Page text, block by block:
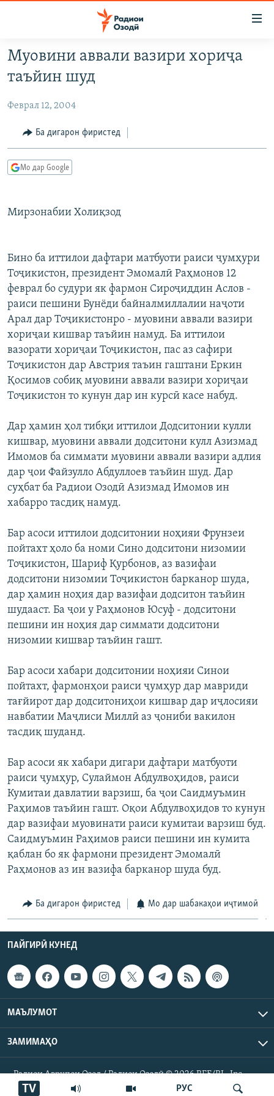
Ҷаҳиш
ба
мояи
Ҷаҳиш
феҳристи
Ҷаҳиш
ГӮШАҲО
ИҚТИСОД
ҶОМЕА
ОСИЁИ МАРКАЗӢ
МЕҲМОНИ ОЗОДӢ
РӮЗГОРИ МУҲОҶИР
САЛОМ, ХОҲАР
ҶАНГ ДАР УКРАИНА
БЛОГИСТОН
ЧАНДРАСОНАӢ
НИГОРИСТОН
ГУЗОРИШҲОИ РАДИОӢ
КИТОБҲОИ ОЗОДӢ
Русский
ПАЙГИРӢ КУНЕД
РУС
TV
Муовини аввали вазири хориҷа
таъйин шуд
Феврал 12, 2004
Ба дигарон фиристед
Мо дар Google
Мирзонабии Холиқзод
Бино ба иттилои дафтари матбуоти раиси ҷумҳури
Тоҷикистон, президент Эмомалӣ Раҳмонов 12
феврал бо судури як фармон Сироҷиддин Аслов -
раиси пешини Бунёди байналмиллалии наҷоти
Арал дар Тоҷикистонро - муовини аввали вазири
хориҷаи кишвар таъйин намуд. Ба иттилои
вазорати хориҷаи Тоҷикистон, пас аз сафири
Тоҷикистон дар Австрия таъин гаштани Еркин
Қосимов собиқ муовини аввали вазири хориҷаи
Тоҷикистон то кунун дар ин курсӣ касе набуд.
Дар ҳамин ҳол тибқи иттилои Додситонии кулли
кишвар, муовини аввали додситони кулл Азизмад
Имомов ба симмати муовини аввали вазири адлия
дар ҷои Файзулло Абдуллоев таъйин шуд. Дар
суҳбат ба Радиои Озодӣ Азизмад Имомов ин
хабарро тасдиқ намуд.
Бар асоси иттилои додситонии ноҳияи Фрунзеи
пойтахт ҳоло ба номи Сино додситони низомии
Тоҷикистон, Шариф Қурбонов, аз вазифаи
додситони низомии Тоҷикистон барканор шуда,
дар ҳамин ноҳия дар вазифаи додситон таъйин
шудааст. Ба ҷои у Раҳмонов Юсуф - додситони
пешини ин ноҳия дар симмати додситони
низомии кишвар таъйин гашт.
Бар асоси хабари додситонии ноҳияи Синои
пойтахт, фармонҳои раиси ҷумҳур дар мавриди
тағйирот дар додситониҳои кишвар дар иҷлосияи
навбатии Маҷлиси Миллӣ аз ҷониби вакилон
тасдиқ шуданд.
Бар асоси як хабари дигари дафтари матбуоти
раиси ҷумҳур, Сулаймон Абдулвоҳидов, раиси
Кумитаи давлатии варзиш, ба ҷои Саидмуъмин
Раҳимов таъйин гашт. Оқои Абдулвоҳидов то кунун
дар вазифаи муовинати раиси кумитаи варзиш буд.
Саидмуъмин Раҳимов раиси пешини ин кумита
қаблан бо як фармони президент Эмомалӣ
Раҳмонов аз ин вазифа барканор шуда буд.
Ба дигарон фиристед Мо дар шабакаҳои иҷтимоӣ
ПАЙГИРӢ КУНЕД
МАЪЛУМОТ
ЗАМИМАҲО
Радиои Аврупои Озод / Радиои Озодӣ © 2026 RFE/RL. Inc.
Ҳамаи ҳуқуқ маҳфуз аст.